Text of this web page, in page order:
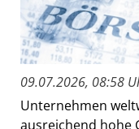
09.07.2026, 08:58
Unternehmen
ausreichend hohe